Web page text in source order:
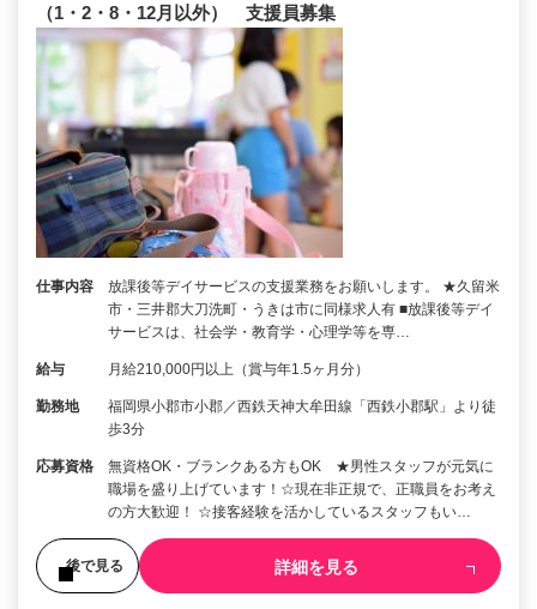
（1・2・8・12月以外） 支援員募集
仕事内容
放課後等デイサービスの支援業務をお願いします。 ★久留米
市・三井郡大刀洗町・うきは市に同様求人有 ■放課後等デイ
サービスは、社会学・教育学・心理学等を専…
給与 月給210,000円以上（賞与年1.5ヶ月分）
勤務地
福岡県小郡市小郡／西鉄天神大牟田線「西鉄小郡駅」より徒
歩3分
応募資格
無資格OK・ブランクある方もOK ★男性スタッフが元気に
職場を盛り上げています！☆現在非正規で、正職員をお考え
の方大歓迎！ ☆接客経験を活かしているスタッフもい…
後で見る 詳細を見る